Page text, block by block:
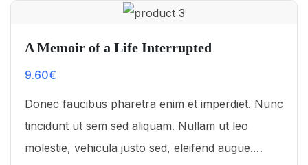
A Memoir of a Life Interrupted
9.60€
Donec faucibus pharetra enim et imperdiet. Nunc
tincidunt ut sem sed aliquam. Nullam ut leo
molestie, vehicula justo sed, eleifend augue.